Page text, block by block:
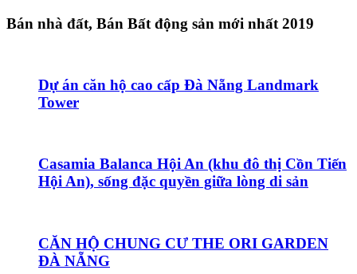
Bán nhà đất, Bán Bất động sản mới nhất 2019
Dự án căn hộ cao cấp Đà Nẵng Landmark
Tower
Casamia Balanca Hội An (khu đô thị Cồn Tiến
Hội An), sống đặc quyền giữa lòng di sản
CĂN HỘ CHUNG CƯ THE ORI GARDEN
ĐÀ NẴNG